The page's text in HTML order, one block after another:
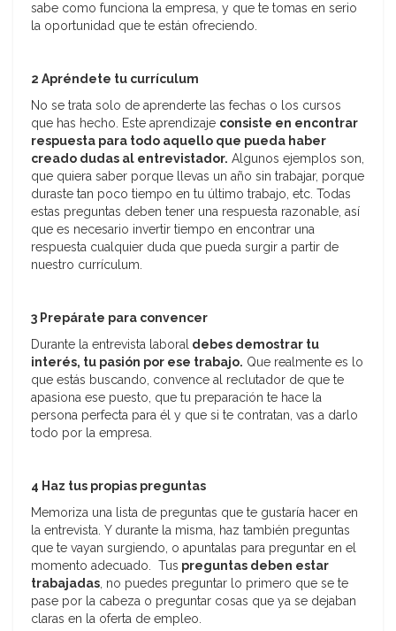
sabe como funciona la empresa, y que te tomas en serio
la oportunidad que te están ofreciendo.
2 Apréndete tu currículum
No se trata solo de aprenderte las fechas o los cursos
que has hecho. Este aprendizaje consiste en encontrar
respuesta para todo aquello que pueda haber
creado dudas al entrevistador. Algunos ejemplos son,
que quiera saber porque llevas un año sin trabajar, porque
duraste tan poco tiempo en tu último trabajo, etc. Todas
estas preguntas deben tener una respuesta razonable, así
que es necesario invertir tiempo en encontrar una
respuesta cualquier duda que pueda surgir a partir de
nuestro currículum.
3 Prepárate para convencer
Durante la entrevista laboral debes demostrar tu
interés, tu pasión por ese trabajo. Que realmente es lo
que estás buscando, convence al reclutador de que te
apasiona ese puesto, que tu preparación te hace la
persona perfecta para él y que si te contratan, vas a darlo
todo por la empresa.
4 Haz tus propias preguntas
Memoriza una lista de preguntas que te gustaría hacer en
la entrevista. Y durante la misma, haz también preguntas
que te vayan surgiendo, o apuntalas para preguntar en el
momento adecuado. Tus preguntas deben estar
trabajadas, no puedes preguntar lo primero que se te
pase por la cabeza o preguntar cosas que ya se dejaban
claras en la oferta de empleo.